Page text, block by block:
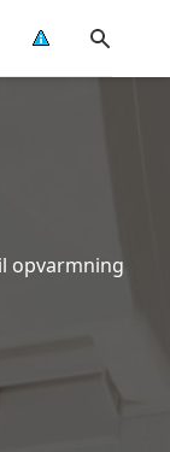
opvarmning